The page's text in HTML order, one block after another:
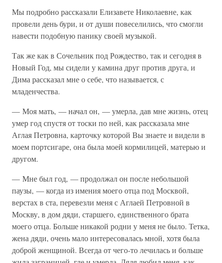
Мы подробно рассказали Елизавете Николаевне, как
провели день бури, и от души повеселились, что смогли
навести подобную панику своей музыкой.
Так же как в Сочельник под Рождество, так и сегодня в
Новый Год, мы сидели у камина друг против друга, и
Дима рассказал мне о себе, что называется, с
младенчества.
— Моя мать, — начал он, — умерла, дав мне жизнь, отец
умер год спустя от тоски по ней, как рассказала мне
Аглая Петровна, карточку которой Вы знаете и видели в
моем портсигаре, она была моей кормилицей, матерью и
другом.
— Мне был год, — продолжал он после небольшой
паузы, — когда из имения моего отца под Москвой,
верстах в ста, перевезли меня с Аглаей Петровной в
Москву, в дом дяди, старшего, единственного брата
моего отца. Больше никакой родни у меня не было. Тетка,
жена дяди, очень мало интересовалась мной, хотя была
доброй женщиной. Всегда от чего-то лечилась и больше